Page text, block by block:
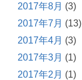
2017年8月 (3)
2017年7月 (13)
2017年4月 (3)
2017年3月 (1)
2017年2月 (1)